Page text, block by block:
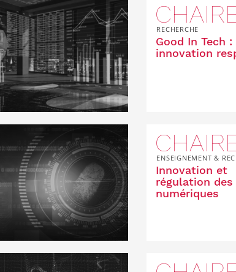
RECHERCHE
Good In Tech :
innovation
ENSEIGNEMENT &
Innovation et
régulation des
numériques